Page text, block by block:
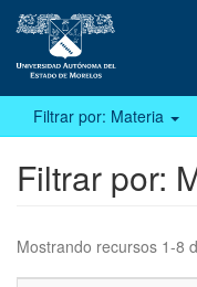
Filtrar por: Materia
Filtrar por:
Mostrando recursos 1-8